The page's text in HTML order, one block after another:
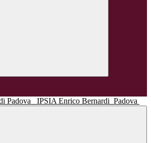
IPSIA Enrico Bernardi Padova